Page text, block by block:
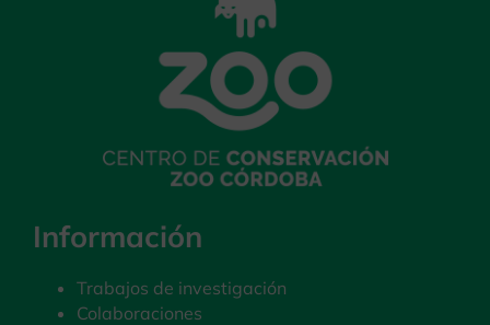
Información
Trabajos de investigación
Colaboraciones